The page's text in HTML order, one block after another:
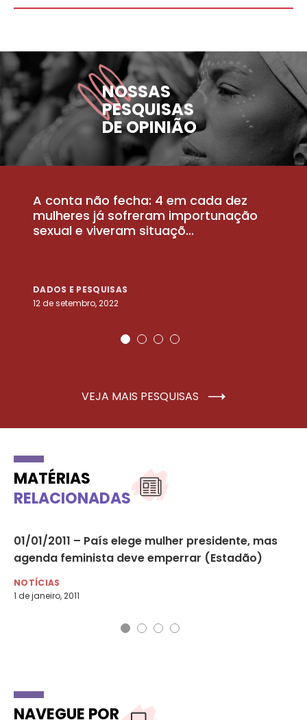
NOSSAS
PESQUISAS
DE OPINIÃO
A conta não fecha: 4 em cada dez
mulheres já sofreram importunação
sexual e viveram situaçõ...
DADOS E PESQUISAS
12 de setembro, 2022
VEJA MAIS PESQUISAS
MATÉRIAS
RELACIONADAS
01/01/2011 – País elege mulher presidente, mas
agenda feminista deve emperrar (Estadão)
NOTÍCIAS
1 de janeiro, 2011
NAVEGUE POR